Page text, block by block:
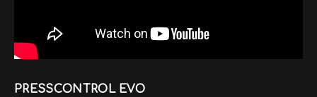
PRESSCONTROL EVO